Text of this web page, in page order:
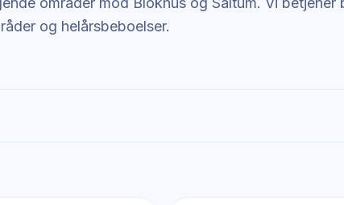
og helårsbeboelser.